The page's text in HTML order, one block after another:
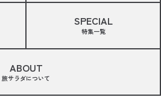
SPECIAL
特集一覧
ABOUT
旅サラダについて